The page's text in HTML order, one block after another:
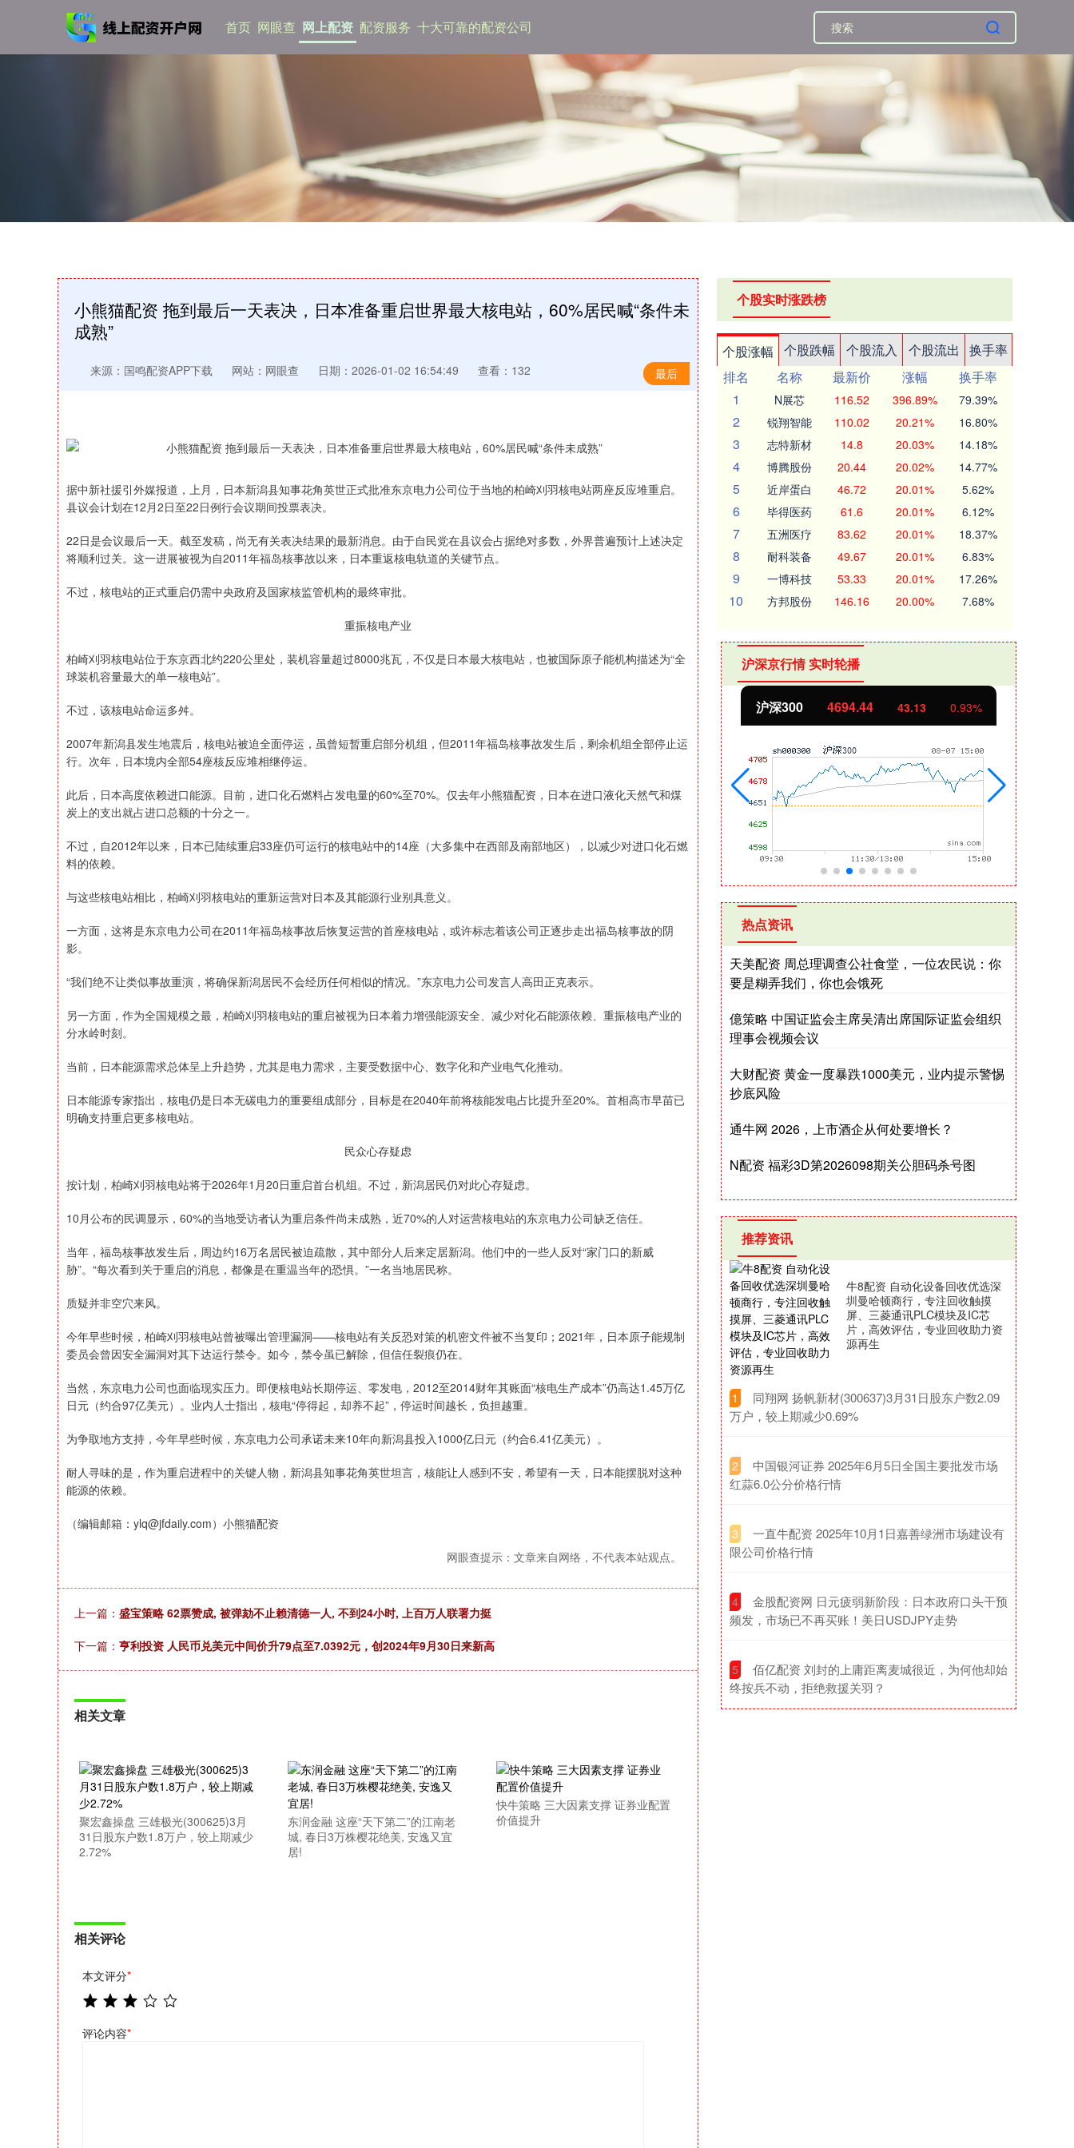
首页 网眼查 网上配资 配资服务 十大可靠的配资公司
小熊猫配资 拖到最后一天表决，日本准备重启世界最大核电站，60%居民喊“条件未
成熟”
最后
来源：国鸣配资APP下载 网站：网眼查 日期：2026-01-02 16:54:49 查看：132
据中新社援引外媒报道，上月，日本新潟县知事花角英世正式批准东京电力公司位于当地的柏崎刈羽核电站两座反应堆重启。
县议会计划在12月2日至22日例行会议期间投票表决。
22日是会议最后一天。截至发稿，尚无有关表决结果的最新消息。由于自民党在县议会占据绝对多数，外界普遍预计上述决定
将顺利过关。这一进展被视为自2011年福岛核事故以来，日本重返核电轨道的关键节点。
不过，核电站的正式重启仍需中央政府及国家核监管机构的最终审批。
重振核电产业
柏崎刈羽核电站位于东京西北约220公里处，装机容量超过8000兆瓦，不仅是日本最大核电站，也被国际原子能机构描述为“全
球装机容量最大的单一核电站”。
不过，该核电站命运多舛。
2007年新潟县发生地震后，核电站被迫全面停运，虽曾短暂重启部分机组，但2011年福岛核事故发生后，剩余机组全部停止运
行。次年，日本境内全部54座核反应堆相继停运。
此后，日本高度依赖进口能源。目前，进口化石燃料占发电量的60%至70%。仅去年小熊猫配资，日本在进口液化天然气和煤
炭上的支出就占进口总额的十分之一。
不过，自2012年以来，日本已陆续重启33座仍可运行的核电站中的14座（大多集中在西部及南部地区），以减少对进口化石燃
料的依赖。
与这些核电站相比，柏崎刈羽核电站的重新运营对日本及其能源行业别具意义。
一方面，这将是东京电力公司在2011年福岛核事故后恢复运营的首座核电站，或许标志着该公司正逐步走出福岛核事故的阴
影。
“我们绝不让类似事故重演，将确保新潟居民不会经历任何相似的情况。”东京电力公司发言人高田正克表示。
另一方面，作为全国规模之最，柏崎刈羽核电站的重启被视为日本着力增强能源安全、减少对化石能源依赖、重振核电产业的
分水岭时刻。
当前，日本能源需求总体呈上升趋势，尤其是电力需求，主要受数据中心、数字化和产业电气化推动。
日本能源专家指出，核电仍是日本无碳电力的重要组成部分，目标是在2040年前将核能发电占比提升至20%。首相高市早苗已
明确支持重启更多核电站。
民众心存疑虑
按计划，柏崎刈羽核电站将于2026年1月20日重启首台机组。不过，新潟居民仍对此心存疑虑。
10月公布的民调显示，60%的当地受访者认为重启条件尚未成熟，近70%的人对运营核电站的东京电力公司缺乏信任。
当年，福岛核事故发生后，周边约16万名居民被迫疏散，其中部分人后来定居新潟。他们中的一些人反对“家门口的新威
胁”。“每次看到关于重启的消息，都像是在重温当年的恐惧。”一名当地居民称。
质疑并非空穴来风。
今年早些时候，柏崎刈羽核电站曾被曝出管理漏洞——核电站有关反恐对策的机密文件被不当复印；2021年，日本原子能规制
委员会曾因安全漏洞对其下达运行禁令。如今，禁令虽已解除，但信任裂痕仍在。
当然，东京电力公司也面临现实压力。即便核电站长期停运、零发电，2012至2014财年其账面“核电生产成本”仍高达1.45万亿
日元（约合97亿美元）。业内人士指出，核电“停得起，却养不起”，停运时间越长，负担越重。
为争取地方支持，今年早些时候，东京电力公司承诺未来10年向新潟县投入1000亿日元（约合6.41亿美元）。
耐人寻味的是，作为重启进程中的关键人物，新潟县知事花角英世坦言，核能让人感到不安，希望有一天，日本能摆脱对这种
能源的依赖。
（编辑邮箱：ylq@jfdaily.com）小熊猫配资
网眼查提示：文章来自网络，不代表本站观点。
上一篇： 盛宝策略 62票赞成, 被弹劾不止赖清德一人, 不到24小时, 上百万人联署力挺
下一篇： 亨利投资 人民币兑美元中间价升79点至7.0392元，创2024年9月30日来新高
相关文章
聚宏鑫操盘 三雄极光(300625)3月
31日股东户数1.8万户，较上期减少
2.72%
东润金融 这座“天下第二”的江南老
城, 春日3万株樱花绝美, 安逸又宜
居!
快牛策略 三大因素支撑 证券业配置
价值提升
相关评论
本文评分*
评论内容*
个股实时涨跌榜
个股涨幅 个股跌幅 个股流入 个股流出
换手率
排名
名称 最新价 涨幅
换手率
1
N展芯 116.52 396.89% 79.39%
2 锐翔智能 110.02 20.21% 16.80%
3 志特新材 14.8 20.03% 14.18%
4 博腾股份 20.44 20.02% 14.77%
5 近岸蛋白 46.72 20.01% 5.62%
6 毕得医药 61.6 20.01% 6.12%
7 五洲医疗 83.62 20.01% 18.37%
8 耐科装备 49.67 20.01% 6.83%
9 一博科技 53.33 20.01% 17.26%
10 方邦股份 146.16 20.00% 7.68%
沪深京行情 实时轮播
2.13% 上证指数 沪深300 4694.44 43.13 0.93%
热点资讯
天美配资 周总理调查公社食堂，一位农民说：你
要是糊弄我们，你也会饿死
億策略 中国证监会主席吴清出席国际证监会组织
理事会视频会议
大财配资 黄金一度暴跌1000美元，业内提示警惕
抄底风险
通牛网 2026，上市酒企从何处要增长？
N配资 福彩3D第2026098期关公胆码杀号图
推荐资讯
牛8配资 自动化设备回收优选深
圳曼哈顿商行，专注回收触摸
屏、三菱通讯PLC模块及IC芯
片，高效评估，专业回收助力资
源再生
1
​同翔网 扬帆新材(300637)3月31日股东户数2.09
万户，较上期减少0.69%
2
​中国银河证券 2025年6月5日全国主要批发市场
红蒜6.0公分价格行情
3
​一直牛配资 2025年10月1日嘉善绿洲市场建设有
限公司价格行情
4
​金股配资网 日元疲弱新阶段：日本政府口头干预
频发，市场已不再买账！美日USDJPY走势
5
​佰亿配资 刘封的上庸距离麦城很近，为何他却始
终按兵不动，拒绝救援关羽？